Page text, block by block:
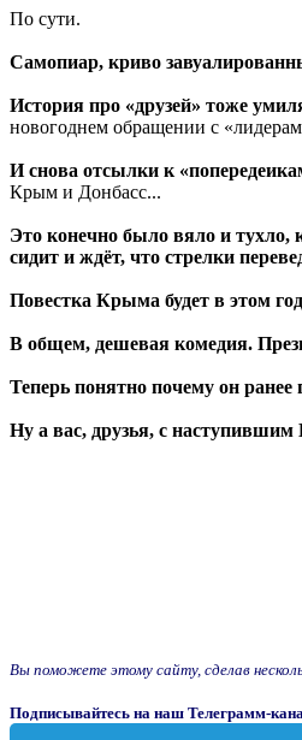
По сути.
Самопиар, криво
История про «друзей» тоже
новогоднем обращении с
И снова отсылки к
Крым и Донбасс...
Это конечно было вяло и тухло,
сидит и ждёт, что стрелки
Повестка Крыма будет в этом
В общем, дешевая комедия.
Теперь понятно почему он
Ну а вас, друзья, с
Вы поможете этому сайту, сделав
Подписывайтесь на наш Телеграмм-